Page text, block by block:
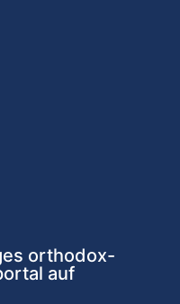
orthodox-
auf